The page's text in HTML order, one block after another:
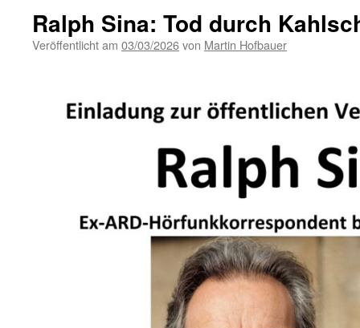
Ralph Sina: Tod durch
Veröffentlicht am 03/03/2026von Martin Hofbauer